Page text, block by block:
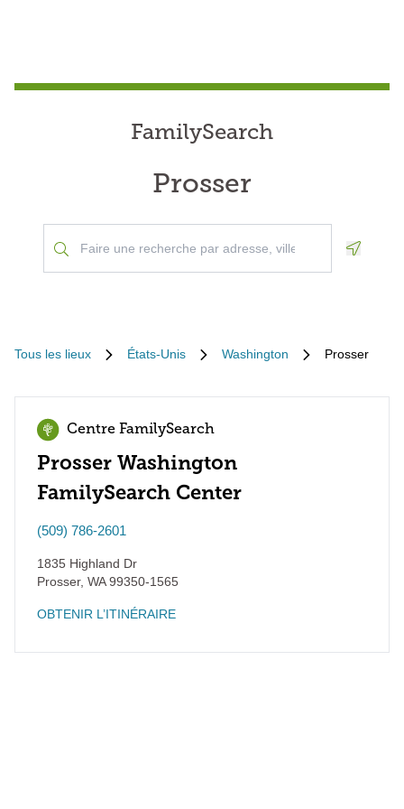
FamilySearch
Prosser
Tous les lieux États-Unis Washington Prosser
Centre FamilySearch
Prosser Washington
FamilySearch Center
(509) 786-2601
1835 Highland Dr
Prosser, WA99350-1565
OBTENIR L’ITINÉRAIRE